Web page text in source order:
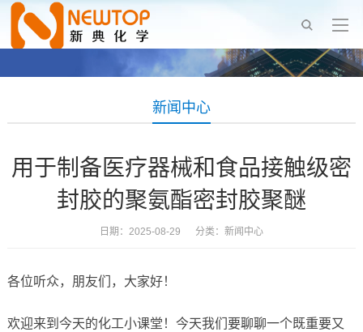
新闻中心
用于制备医疗器械和食品接触级密
封胶的聚氨酯密封胶聚醚
日期：2025-08-29 分类： 新闻中心
各位听众，朋友们，大家好！
欢迎来到今天的化工小课堂！今天我们要聊聊一个既重要又